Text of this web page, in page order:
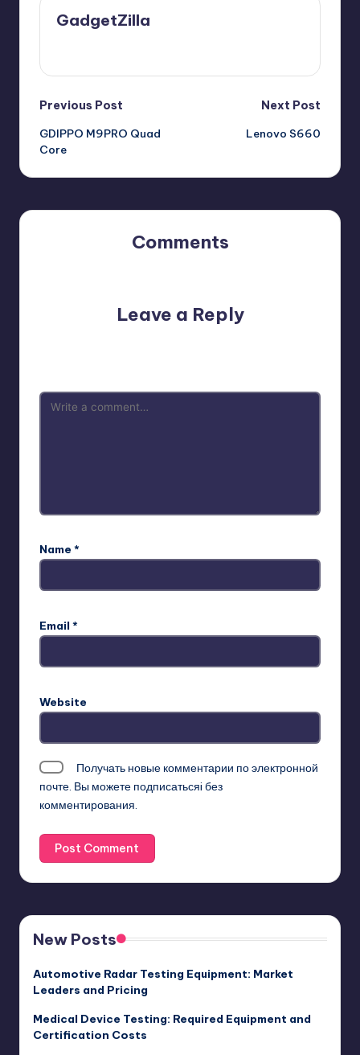
GadgetZilla
Post
navigation
Previous Post
GDIPPO M9PRO Quad
Core
Next Post
Lenovo S660
Comments
Leave a Reply
Name *
Email *
Website
Получать новые комментарии по электронной
почте. Вы можете подписатьсяi без
комментирования.
New Posts
Automotive Radar Testing Equipment: Market
Leaders and Pricing
Medical Device Testing: Required Equipment and
Certification Costs